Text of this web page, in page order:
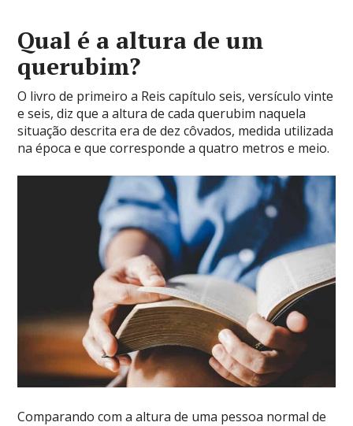
Qual é a altura de um
querubim?
O livro de primeiro a Reis capítulo seis, versículo vinte
e seis, diz que a altura de cada querubim naquela
situação descrita era de dez côvados, medida utilizada
na época e que corresponde a quatro metros e meio.
Comparando com a altura de uma pessoa normal de